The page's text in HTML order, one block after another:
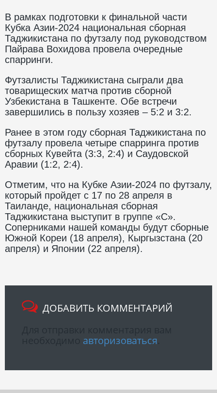
В рамках подготовки к финальной части
Кубка Азии-2024 национальная сборная
Таджикистана по футзалу под руководством
Пайрава Вохидова провела очередные
спарринги.
Футзалисты Таджикистана сыграли два
товарищеских матча против сборной
Узбекистана в Ташкенте. Обе встречи
завершились в пользу хозяев – 5:2 и 3:2.
Ранее в этом году сборная Таджикистана по
футзалу провела четыре спарринга против
сборных Кувейта (3:3, 2:4) и Саудовской
Аравии (1:2, 2:4).
Отметим, что на Кубке Азии-2024 по футзалу,
который пройдет с 17 по 28 апреля в
Таиланде, национальная сборная
Таджикистана выступит в группе «С».
Соперниками нашей команды будут сборные
Южной Кореи (18 апреля), Кыргызстана (20
апреля) и Японии (22 апреля).
ДОБАВИТЬ КОММЕНТАРИЙ
авторизоваться